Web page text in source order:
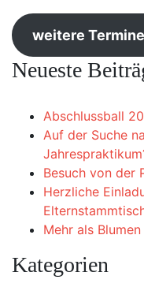
weitere Termine
Neueste
Abschlussball
Auf der Suche
Besuch von der
Herzliche
Mehr als
Kategorien